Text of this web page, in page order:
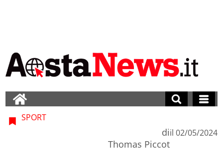
SPORT
di
Thomas Piccot
il 02/05/2024